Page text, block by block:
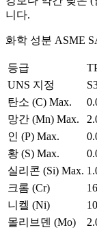
니다.
화학 성분 ASME
등급
UNS 지정
탄소 (C) Max.
망간 (Mn) Max.
인 (P) Max.
황 (S) Max.
실리콘 (Si) Max.
크롬 (Cr)
니켈 (Ni)
몰리브덴 (Mo)